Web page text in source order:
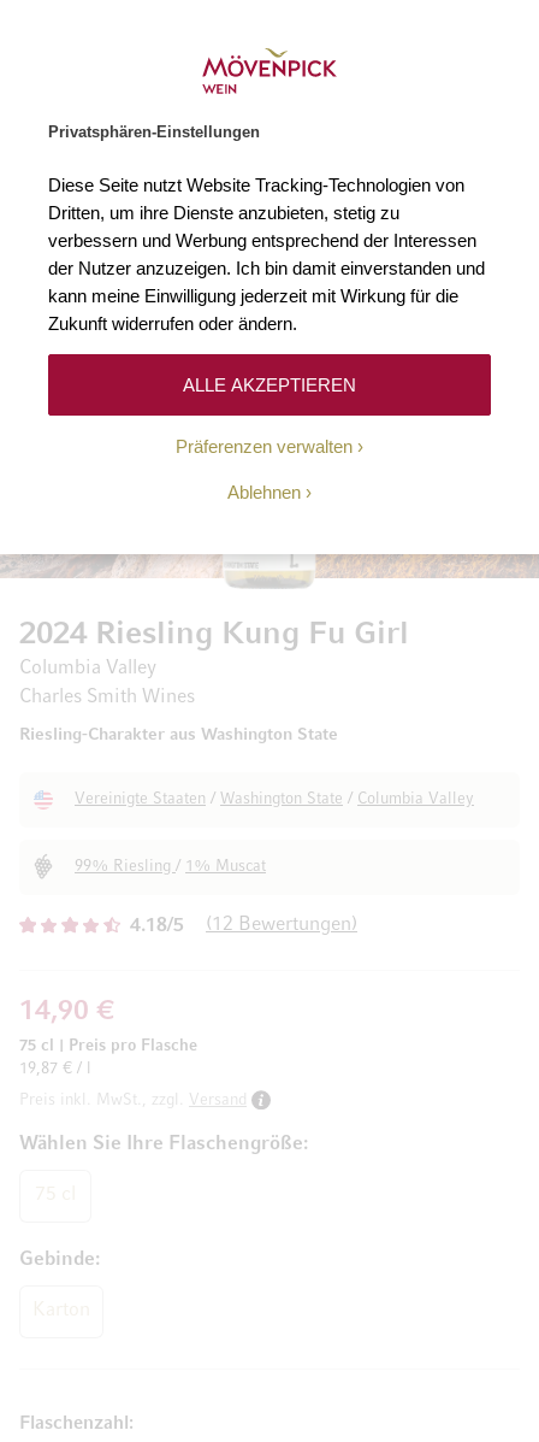
Privatsphären-Einstellungen
Diese Seite nutzt Website Tracking-Technologien von
Dritten, um ihre Dienste anzubieten, stetig zu
verbessern und Werbung entsprechend der Interessen
der Nutzer anzuzeigen. Ich bin damit einverstanden und
kann meine Einwilligung jederzeit mit Wirkung für die
Zukunft widerrufen oder ändern.
Präferenzen verwalten
Ablehnen
ALLE AKZEPTIEREN
4.18/5 12 Bewertungen
2024 Riesling Kung Fu Girl
Columbia Valley
Charles Smith Wines
Riesling-Charakter aus Washington State
Vereinigte Staaten / Washington State / Columbia Valley
99% Riesling / 1% Muscat
Wählen Sie Ihre Flaschengröße
Gebinde
14,90 €
75 cl
Preis pro Flasche
19,87 € / l
Preis inkl. MwSt., zzgl.
Versand
Flaschenzahl
Zum Ende der Bildgalerie springen
Zum Anfang der